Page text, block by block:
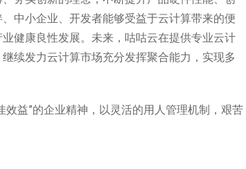
中小企业、开发者能够受益于云计算带来的便
健康良性发展。未来，咕咕云在提供专业云计
续发力云计算市场充分发挥聚合能力，实现多
益”的企业精神，以灵活的用人管理机制，艰苦